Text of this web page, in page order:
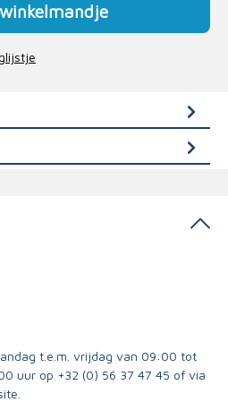
t.e.m. vrijdag van 09:00 tot
uur op +32 (0) 56 37 47 45 of via